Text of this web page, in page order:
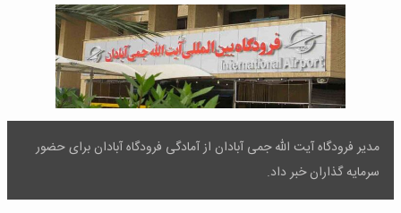
مدیر فرودگاه آیت الله جمی آبادان از آمادگی فرودگاه آبادان برای حضور
سرمایه گذاران خبر داد.